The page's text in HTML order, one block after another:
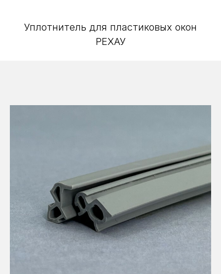
Уплотнитель для пластиковых окон
РЕХАУ